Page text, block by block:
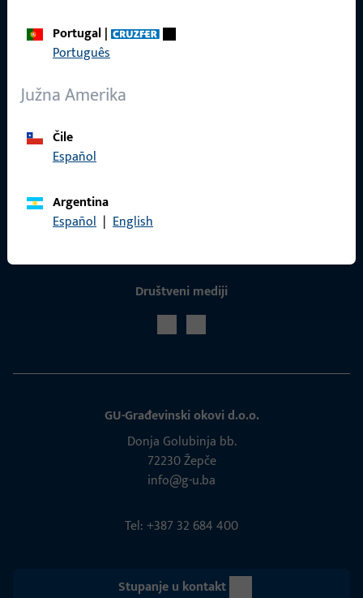
Portugal|
Português
Južna Amerika
Čile
Español
Argentina
Español | English
Društveni mediji
GU-Građevinski okovi d.o.o.
Donja Golubinja bb.
72230 Žepče
info@g-u.ba
Tel: +387 32 684 400
Stupanje u kontakt